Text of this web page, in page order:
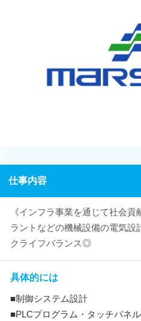
仕事内容
《インフラ事業を通じて社会
ラントなどの機械設備の電気設
クライフバランス◎
具体的には
■制御システム設計
■PLCプログラム・タッチパネ